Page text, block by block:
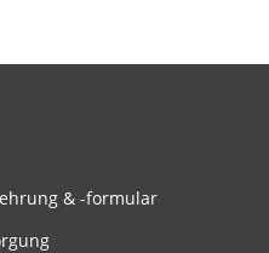
& -formular